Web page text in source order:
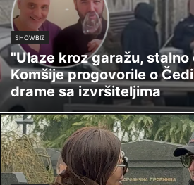
SHOWBIZ
"Ulaze kroz garažu,
Komšije progovorile o
drame sa izvršiteljima